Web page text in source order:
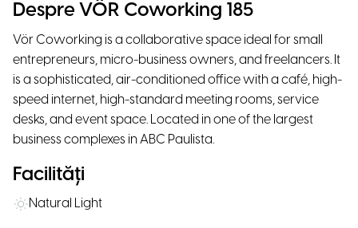
Despre VÖR Coworking 185
Vör Coworking is a collaborative space ideal for small
entrepreneurs, micro-business owners, and freelancers. It
is a sophisticated, air-conditioned office with a café, high-
speed internet, high-standard meeting rooms, service
desks, and event space. Located in one of the largest
business complexes in ABC Paulista.
Facilități
Natural Light